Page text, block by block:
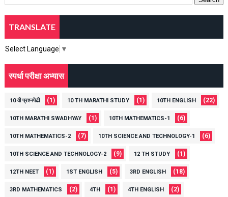
TRANSLATE
Select Language ▼
स्पर्धा परीक्षा अभ्यास
10 वी प्रश्नपेढी (1) 10 TH MARATHI STUDY (1) 10TH ENGLISH (22)
10TH MARATHI SWADHYAY (1) 10TH MATHEMATICS-1 (6)
10TH MATHEMATICS-2 (7) 10TH SCIENCE AND TECHNOLOGY-1 (6)
10TH SCIENCE AND TECHNOLOGY-2 (9) 12 TH STUDY (1)
12TH NEET (1) 1ST ENGLISH (5) 3RD ENGLISH (18)
3RD MATHEMATICS (2) 4TH (1) 4TH ENGLISH (2)